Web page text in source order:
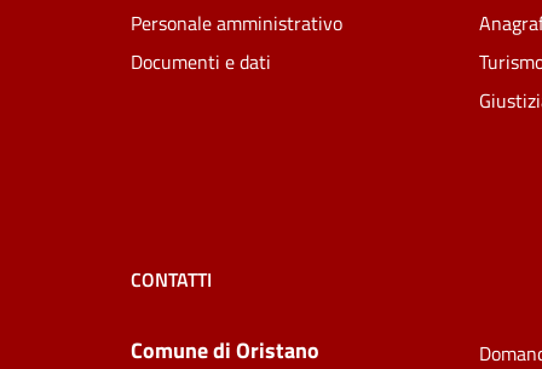
Personale amministrativo
Documenti e dati
CONTATTI
Comune di Oristano